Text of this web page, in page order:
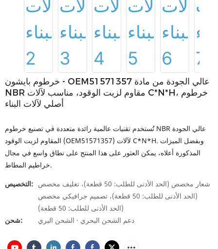
خرطوم بايشون - OEM51571357 عالي الجودة من مادة
NBR مقاوم لزيت الوقود، مناسب لآلات C*N*H، خرطوم
أصلي لآلات البناء
تُستخدم تقنيات عالمية رائدة متعددة في تصنيع خرطوم NBR عالي الجودة
المقاوم لزيت الوقود (OEM51571357) لآلات C*N*H. وبفضل الميزات
المذكورة أعلاه، يمكن العثور على هذا المنتج على نطاق واسع في مجال
خراطيم المطاط.
التخصيص: شعار مخصص (الحد الأدنى للطلب: 50 قطعة)، تغليف مخصص
(الحد الأدنى للطلب: 50 قطعة)، تصميم جرافيكي مخصص
(الحد الأدنى للطلب: 50 قطعة)
شحن:
دعم الشحن البحري · الشحن البري